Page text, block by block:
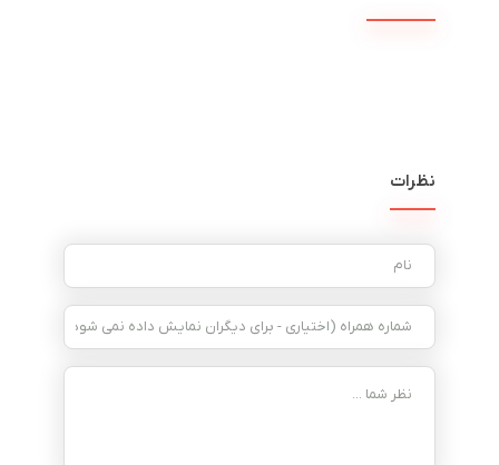
نظرات